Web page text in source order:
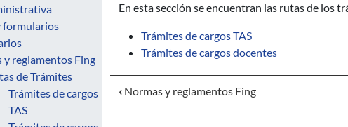
formularios
y reglamentos Fing
de Trámites
Trámites de cargos
TAS
En esta sección se encuentran las rutas de los
Trámites de cargos TAS
Trámites de cargos docentes
‹ Normas y reglamentos Fing